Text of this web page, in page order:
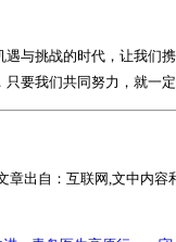
遇与挑战的时代，让我们
要我们共同努力，就一
章出自：互联网,文中内容